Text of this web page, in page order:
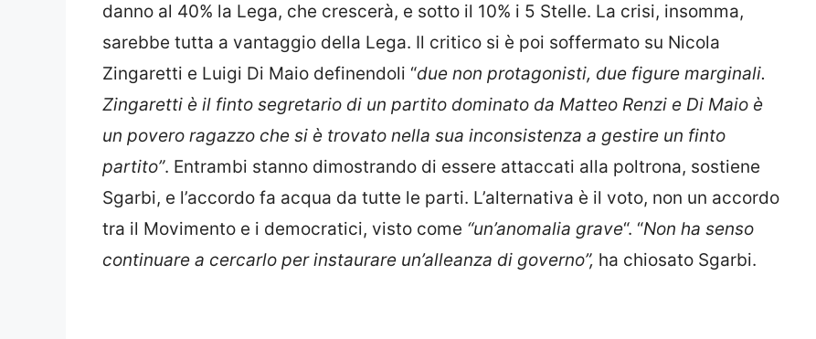
danno al 40% la Lega, che crescerà, e sotto il 10% i 5 Stelle. La crisi, insomma,
sarebbe tutta a vantaggio della Lega. Il critico si è poi soffermato su Nicola
Zingaretti e Luigi Di Maio definendoli “due non protagonisti, due figure marginali.
Zingaretti è il finto segretario di un partito dominato da Matteo Renzi e Di Maio è
un povero ragazzo che si è trovato nella sua inconsistenza a gestire un finto
partito”. Entrambi stanno dimostrando di essere attaccati alla poltrona, sostiene
Sgarbi, e l’accordo fa acqua da tutte le parti. L’alternativa è il voto, non un accordo
tra il Movimento e i democratici, visto come “un’anomalia grave“. “Non ha senso
continuare a cercarlo per instaurare un’alleanza di governo”, ha chiosato Sgarbi.